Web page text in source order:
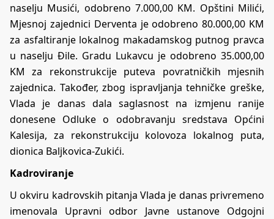
naselju Musići, odobreno 7.000,00 KM. Opštini Milići,
Mjesnoj zajednici Derventa je odobreno 80.000,00 KM
za asfaltiranje lokalnog makadamskog putnog pravca
u naselju Đile. Gradu Lukavcu je odobreno 35.000,00
KM za rekonstrukcije puteva povratničkih mjesnih
zajednica. Također, zbog ispravljanja tehničke greške,
Vlada je danas dala saglasnost na izmjenu ranije
donesene Odluke o odobravanju sredstava Općini
Kalesija, za rekonstrukciju kolovoza lokalnog puta,
dionica Baljkovica-Zukići.
Kadroviranje
U okviru kadrovskih pitanja Vlada je danas privremeno
imenovala Upravni odbor Javne ustanove Odgojni